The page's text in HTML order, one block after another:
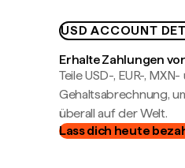
USD ACCOUNT
Erhalte Zahlungen
Teile USD-, EUR-,
Gehaltsabrechnung,
überall auf der Welt.
Lass dich heute